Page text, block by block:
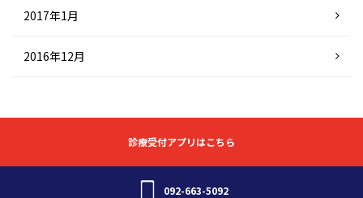
2017年1月
2016年12月
診療受付アプリはこちら
092-663-5092